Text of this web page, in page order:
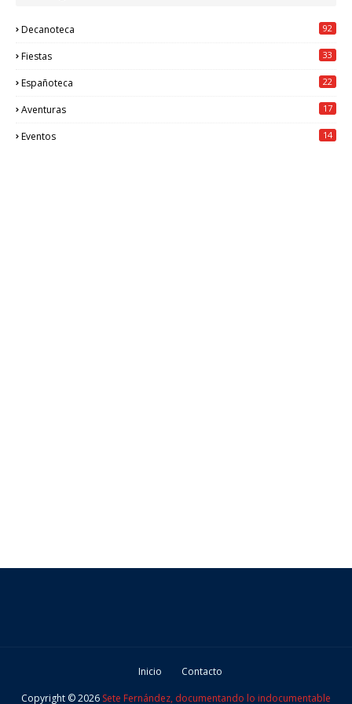
Decanoteca 92
Fiestas 33
Españoteca 22
Aventuras 17
Eventos 14
Inicio
Contacto
Copyright ©2026 Sete Fernández, documentando lo indocumentable